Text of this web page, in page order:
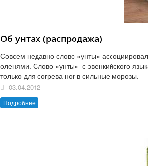
Об унтах (распродажа)
Совсем недавно слово «унты»
оленями. Слово «унты» с эвенкийского
только для согрева ног в сильные морозы.
03.04.2012
Подробнее